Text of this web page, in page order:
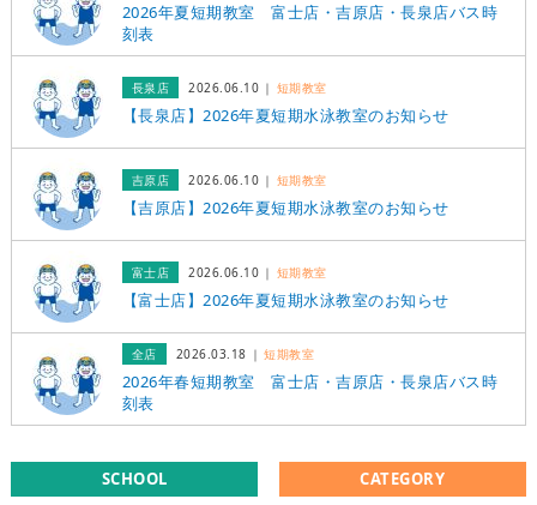
2026年夏短期教室 富士店・吉原店・長泉店バス時
刻表
長泉店 2026.06.10 短期教室
【長泉店】2026年夏短期水泳教室のお知らせ
吉原店 2026.06.10 短期教室
【吉原店】2026年夏短期水泳教室のお知らせ
富士店 2026.06.10 短期教室
【富士店】2026年夏短期水泳教室のお知らせ
全店 2026.03.18 短期教室
2026年春短期教室 富士店・吉原店・長泉店バス時
刻表
SCHOOL CATEGORY